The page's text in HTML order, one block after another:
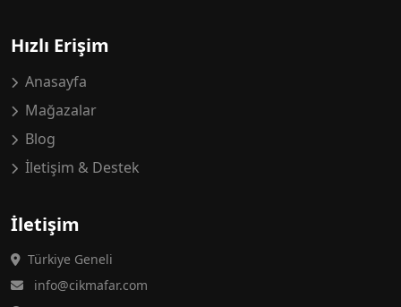
Hızlı Erişim
Anasayfa
Mağazalar
Blog
İletişim & Destek
İletişim
Türkiye Geneli
info@cikmafar.com